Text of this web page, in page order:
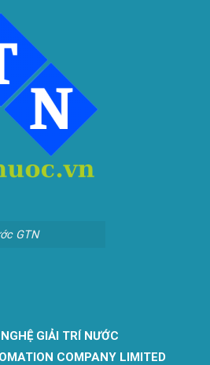
GTN
GIẢI TRÍ NƯỚC
COMPANY LIMITED